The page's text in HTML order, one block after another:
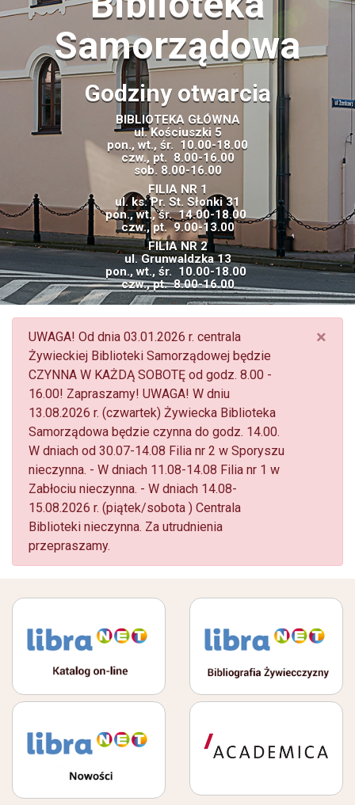
Samorządowa
Godziny otwarcia
BIBLIOTEKA GŁÓWNA
ul. Kościuszki 5
pon., wt., śr. 10.00-18.00
czw., pt. 8.00-16.00
sob. 8.00-16.00
FILIA NR 1
ul. ks. Pr. St. Słonki 31
pon., wt., śr. 14.00-18.00
czw., pt. 9.00-13.00
FILIA NR 2
ul. Grunwaldzka 13
pon., wt., śr. 10.00-18.00
czw., pt.8.00-16.00
UWAGA! Od dnia 03.01.2026 r. centrala
Żywieckiej Biblioteki Samorządowej będzie
CZYNNA W KAŻDĄ SOBOTĘ od godz. 8.00 -
16.00! Zapraszamy! UWAGA! W dniu
13.08.2026 r. (czwartek) Żywiecka Biblioteka
Samorządowa będzie czynna do godz. 14.00.
W dniach od 30.07-14.08 Filia nr 2 w Sporyszu
nieczynna. - W dniach 11.08-14.08 Filia nr 1 w
Zabłociu nieczynna. - W dniach 14.08-
15.08.2026 r. (piątek/sobota ) Centrala
Biblioteki nieczynna. Za utrudnienia
przepraszamy.
×